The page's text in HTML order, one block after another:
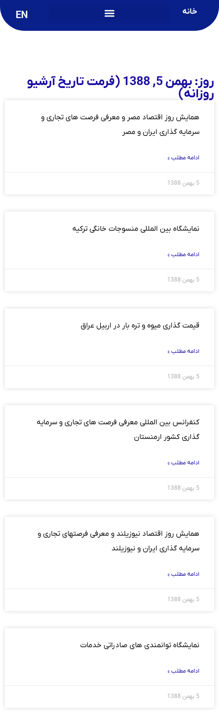
خانه EN
روز: بهمن 5, 1388 (فرمت تاریخ آرشیو
روزانه)
همایش روز اقتصاد مصر و معرفی فرصت های تجاری و
سرمایه گذاری ایران و ‏مصر
ادامه مطلب »
5 بهمن 1388
نمایشگاه بین المللی منسوجات خانگی ترکیه
ادامه مطلب »
5 بهمن 1388
قیمت گذاری میوه و تره بار در اربیل عراق
ادامه مطلب »
5 بهمن 1388
کنفرانس بین المللی معرفی فرصت های تجاری و سرمایه
گذاری کشور ارمنستان
ادامه مطلب »
5 بهمن 1388
همایش روز اقتصاد نیوزیلند و معرفی فرصتهای تجاری و
سرمایه گذاری ایران و نیوزیلند
ادامه مطلب »
5 بهمن 1388
نمایشگاه توانمندی های صادراتی خدمات
ادامه مطلب »
5 بهمن 1388